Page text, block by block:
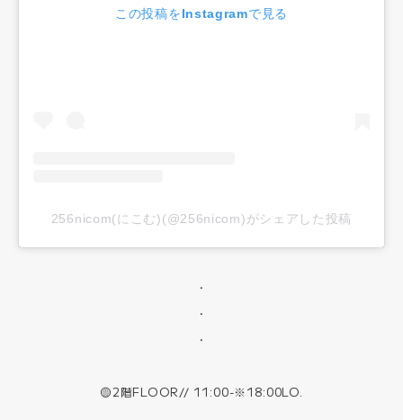
この投稿をInstagramで見る
256nicom(にこむ)(@256nicom)がシェアした投稿
・
・
・
🟡2階FLOOR// 11:00-※18:00LO.